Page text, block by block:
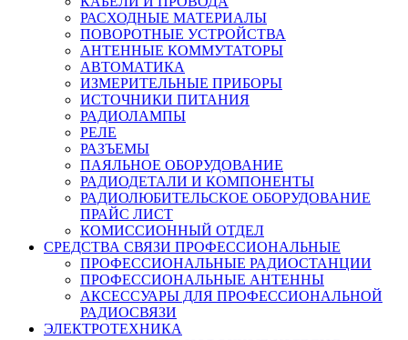
РАСХОДНЫЕ МАТЕРИАЛЫ
ПОВОРОТНЫЕ УСТРОЙСТВА
АНТЕННЫЕ КОММУТАТОРЫ
АВТОМАТИКА
ИЗМЕРИТЕЛЬНЫЕ ПРИБОРЫ
ИСТОЧНИКИ ПИТАНИЯ
РАДИОЛАМПЫ
РЕЛЕ
РАЗЪЕМЫ
ПАЯЛЬНОЕ ОБОРУДОВАНИЕ
РАДИОДЕТАЛИ И КОМПОНЕНТЫ
РАДИОЛЮБИТЕЛЬСКОЕ ОБОРУДОВАНИЕ
ПРАЙС ЛИСТ
КОМИССИОННЫЙ ОТДЕЛ
СРЕДСТВА СВЯЗИ ПРОФЕССИОНАЛЬНЫЕ
ПРОФЕССИОНАЛЬНЫЕ РАДИОСТАНЦИИ
ПРОФЕССИОНАЛЬНЫЕ АНТЕННЫ
АКСЕССУАРЫ ДЛЯ ПРОФЕССИОНАЛЬНОЙ
РАДИОСВЯЗИ
ЭЛЕКТРОТЕХНИКА